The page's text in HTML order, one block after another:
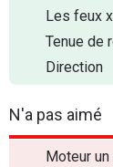
Les feux
Tenue de
Direction
N'a pas aimé
Moteur